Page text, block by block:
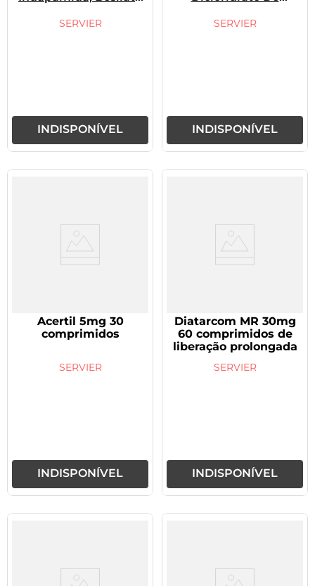
Perindopril Arginina
SERVIER
INDISPONÍVEL
SERVIER
INDISPONÍVEL
Acertil 5mg 30
comprimidos
SERVIER
INDISPONÍVEL
Diatarcom MR 30mg
60 comprimidos de
liberação prolongada
SERVIER
INDISPONÍVEL